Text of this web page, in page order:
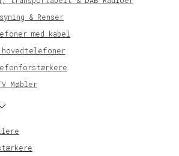
& Renser
med kabel
hovedtelefoner
Møbler